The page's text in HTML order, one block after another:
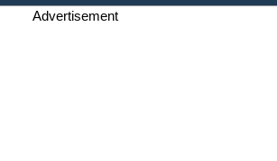
Advertisement